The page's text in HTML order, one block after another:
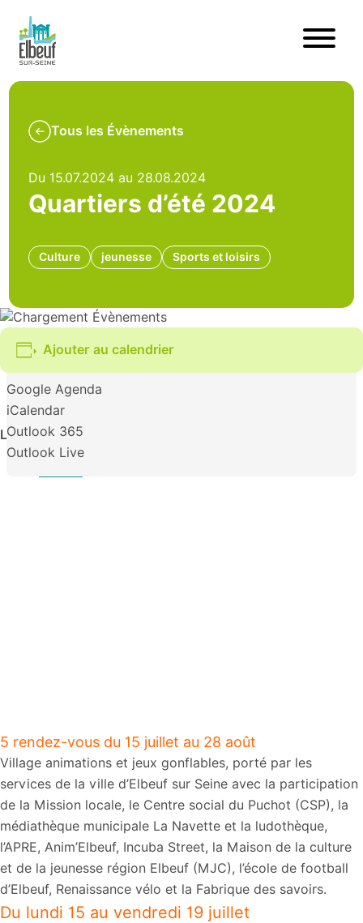
Tous les Évènements
Du 15.07.2024 au 28.08.2024
Quartiers d’été 2024
Culture jeunesse Sports et loisirs
Ajouter au calendrier
Google Agenda
iCalendar
Outlook 365
Outlook Live
La fête continue cet été !
5 rendez-vous du 15 juillet au 28 août
Village animations et jeux gonflables, porté par les
services de la ville d’Elbeuf sur Seine avec la participation
de la Mission locale, le Centre social du Puchot (CSP), la
médiathèque municipale La Navette et la ludothèque,
l’APRE, Anim’Elbeuf, Incuba Street, la Maison de la culture
et de la jeunesse région Elbeuf (MJC), l’école de football
d’Elbeuf, Renaissance vélo et la Fabrique des savoirs.
Du lundi 15 au vendredi 19 juillet